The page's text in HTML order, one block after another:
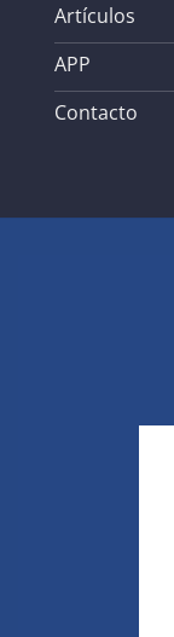
Artículos
APP
Contacto